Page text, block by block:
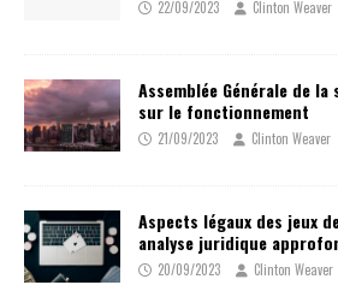
22/09/2023 Clinton Weaver
Assemblée Générale de
sur le fonctionnement
21/09/2023 Clinton Weaver
Aspects légaux des jeux
analyse juridique
20/09/2023 Clinton Weaver